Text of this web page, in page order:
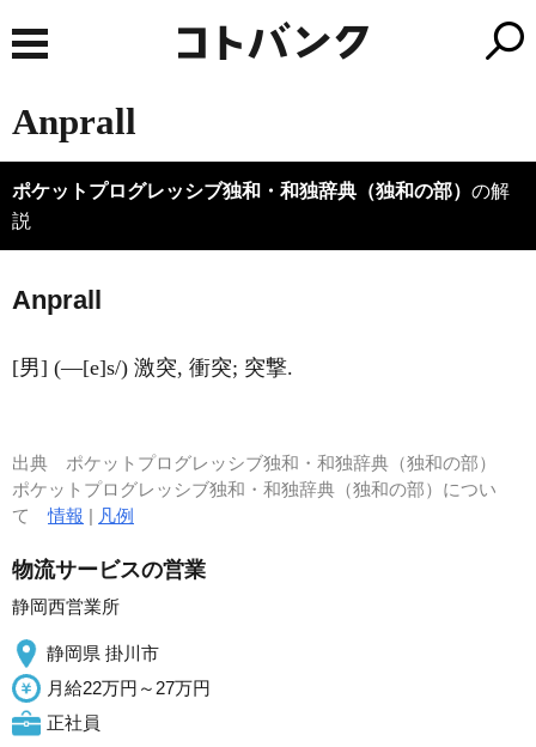
Anprall
ポケットプログレッシブ独和・和独辞典（独和の部） の解
説
Anprall
[男] (―[e]s/) 激突, 衝突; 突撃.
出典 ポケットプログレッシブ独和・和独辞典（独和の部）
ポケットプログレッシブ独和・和独辞典（独和の部）につい
て情報 | 凡例
物流サービスの営業
静岡西営業所
静岡県 掛川市
月給22万円～27万円
正社員